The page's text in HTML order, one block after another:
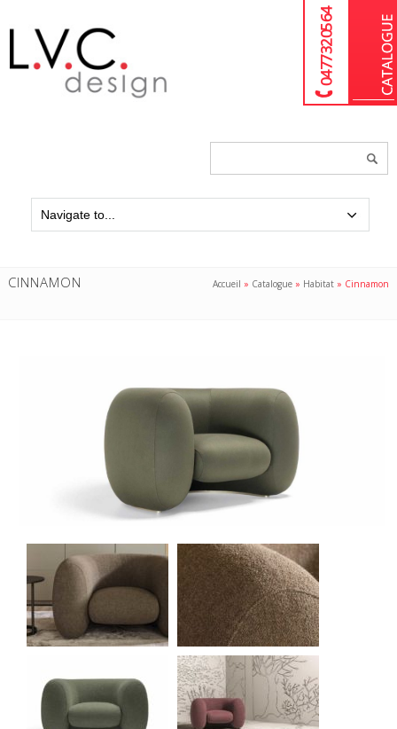
04 77 32 05 64
CINNAMON Accueil » Catalogue » Habitat » Cinnamon